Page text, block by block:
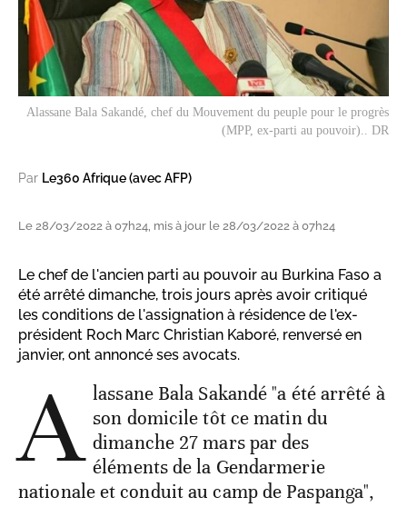
Alassane Bala Sakandé, chef du Mouvement du peuple pour le progrès
(MPP, ex-parti au pouvoir).. DR
Par Le360 Afrique (avec AFP)
Le 28/03/2022 à 07h24, mis à jour le 28/03/2022 à 07h24
Le chef de l'ancien parti au pouvoir au Burkina Faso a
été arrêté dimanche, trois jours après avoir critiqué
les conditions de l'assignation à résidence de l'ex-
président Roch Marc Christian Kaboré, renversé en
janvier, ont annoncé ses avocats.
A lassane Bala Sakandé "a été arrêté à
son domicile tôt ce matin du
dimanche 27 mars par des
éléments de la Gendarmerie
nationale et conduit au camp de Paspanga",